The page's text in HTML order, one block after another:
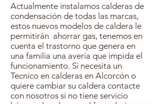
Actualmente instalamos calderas de
condensación de todas las marcas,
estos nuevos modelos de caldera le
permitirán ahorrar gas, tenemos en
cuenta el trastorno que genera en
una familia una avería que impida el
funcionamiento. Si necesita un
Tecnico en calderas en Alcorcón o
quiere cambiar su caldera contacte
con nosotros si no tiene servicio